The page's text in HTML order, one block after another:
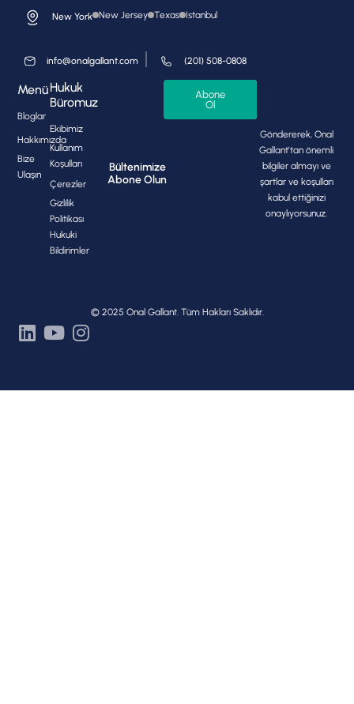
New York New Jersey Texas Istanbul
info@onalgallant.com (201) 508-0808
Menü
Bloglar
Hakkımızda
Bize
Ulaşın
Hukuk
Büromuz
Ekibimiz
Kullanım
Koşulları
Çerezler
Gizlilik
Politikası
Hukuki
Bildirimler
Bültenimize
Abone Olun
Abone
Ol
Göndererek, Onal
Gallant'tan önemli
bilgiler almayı ve
şartlar ve koşulları
kabul ettiğinizi
onaylıyorsunuz.
© 2025 Onal Gallant. Tüm Hakları Saklıdır.